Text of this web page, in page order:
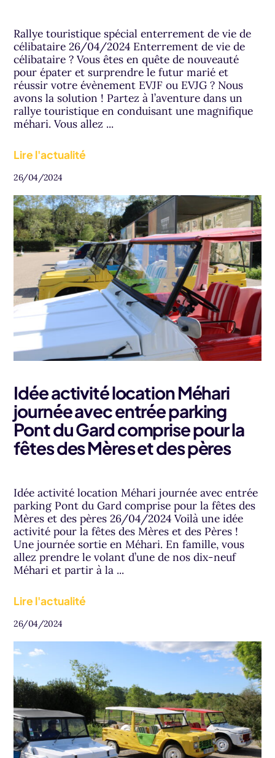
Rallye touristique spécial enterrement de vie de
célibataire 26/04/2024 Enterrement de vie de
célibataire ? Vous êtes en quête de nouveauté
pour épater et surprendre le futur marié et
réussir votre évènement EVJF ou EVJG ? Nous
avons la solution ! Partez à l’aventure dans un
rallye touristique en conduisant une magnifique
méhari. Vous allez ...
Lire l'actualité
26/04/2024
Idée activité location Méhari
journée avec entrée parking
Pont du Gard comprise pour la
fêtes des Mères et des pères
Idée activité location Méhari journée avec entrée
parking Pont du Gard comprise pour la fêtes des
Mères et des pères 26/04/2024 Voilà une idée
activité pour la fêtes des Mères et des Pères !
Une journée sortie en Méhari. En famille, vous
allez prendre le volant d’une de nos dix-neuf
Méhari et partir à la ...
Lire l'actualité
26/04/2024